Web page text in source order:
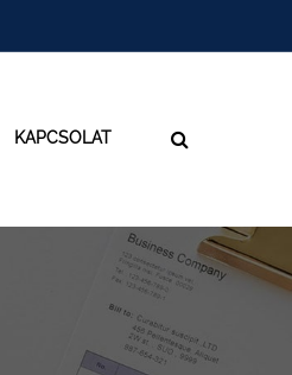
KAPCSOLAT